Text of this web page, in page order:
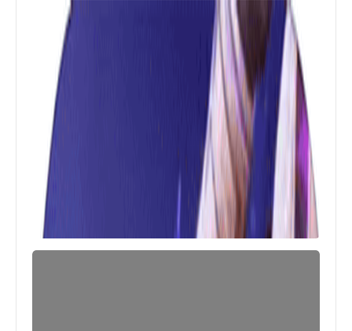
العاب
تحميل لعبة Garena Free Fire: 5th
Anniv للأيفون والأندرويد التحديث الجديد